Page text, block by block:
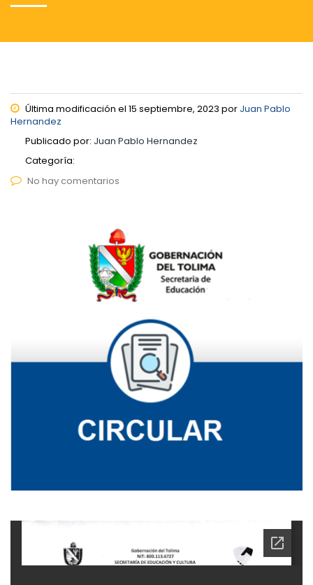
Última modificación el 15 septiembre, 2023 por Juan Pablo
Hernandez
Publicado por: Juan Pablo Hernandez
Categoría:
No hay comentarios